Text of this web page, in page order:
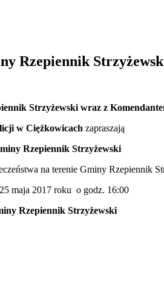
Rzepiennik
Strzyżewski wraz z
w Ciężkowicach zapraszają
Rzepiennik Strzyżewski
na terenie Gminy Rzepiennik
maja 2017 roku o godz. 16:00
Rzepiennik Strzyżewski